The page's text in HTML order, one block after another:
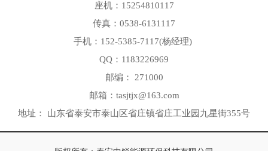
座机：15254810117
传真：0538-6131117
手机：152-5385-7117(杨经理)
QQ：1183226969
邮编： 271000
邮箱：tasjtjx@163.com
地址： 山东省泰安市泰山区省庄镇省庄工业园九星街355号